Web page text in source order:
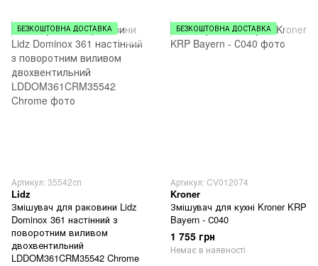
БЕЗКОШТОВНА ДОСТАВКА
Артикул: 35542сп
Lidz
Змішувач для раковини Lidz
Dominox 361 настінний з
поворотним виливом
двохвентильний
LDDOM361CRM35542 Chrome
БЕЗКОШТОВНА ДОСТАВКА
Артикул: CV012074
Kroner
Змішувач для кухні Kroner KRP
Bayern - С040
1 755 грн
Немає в наявності